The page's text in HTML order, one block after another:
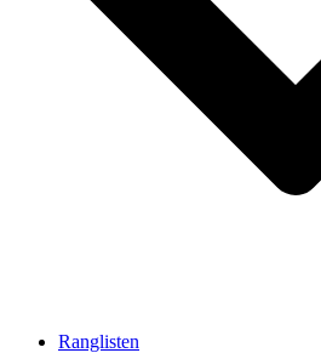
Ranglisten